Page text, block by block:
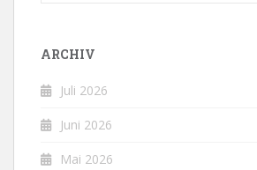
ARCHIV
Juli 2026
Juni 2026
Mai 2026